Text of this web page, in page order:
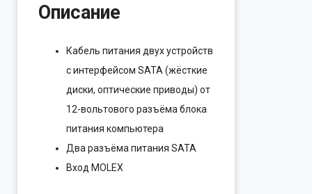
Описание
Кабель питания двух устройств
с интерфейсом SATA (жёсткие
диски, оптические приводы) от
12-вольтового разъёма блока
питания компьютера
Два разъёма питания SATA
Вход MOLEX